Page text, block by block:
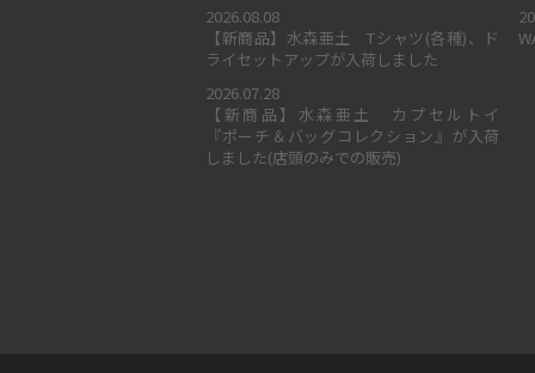
2026.08.08
【新商品】水森亜土 Tシャツ(各種)、ド
ライセットアップが入荷しました
2026.07.28
【新商品】水森亜土 カプセルトイ
『ポーチ＆バッグコレクション』が入荷
しました(店頭のみでの販売)